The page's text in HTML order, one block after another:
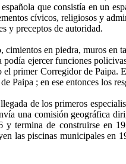
que consistía en un
cívicos, religiosos y
y preceptos de autoridad.
en piedra, muros
ejercer funciones
primer Corregidor de
Paipa ; en ese entonces los
de los primeros
una comisión
termina de construirse
las piscinas municipales